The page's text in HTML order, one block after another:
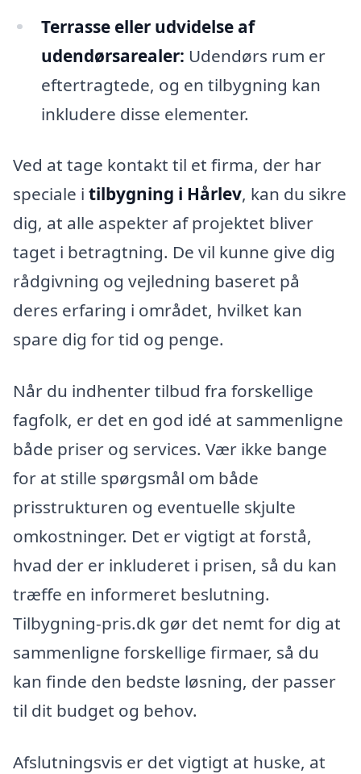
Terrasse eller udvidelse af
udendørsarealer: Udendørs rum er
eftertragtede, og en tilbygning kan
inkludere disse elementer.
Ved at tage kontakt til et firma, der har
speciale i tilbygning i Hårlev, kan du sikre
dig, at alle aspekter af projektet bliver
taget i betragtning. De vil kunne give dig
rådgivning og vejledning baseret på
deres erfaring i området, hvilket kan
spare dig for tid og penge.
Når du indhenter tilbud fra forskellige
fagfolk, er det en god idé at sammenligne
både priser og services. Vær ikke bange
for at stille spørgsmål om både
prisstrukturen og eventuelle skjulte
omkostninger. Det er vigtigt at forstå,
hvad der er inkluderet i prisen, så du kan
træffe en informeret beslutning.
Tilbygning-pris.dk gør det nemt for dig at
sammenligne forskellige firmaer, så du
kan finde den bedste løsning, der passer
til dit budget og behov.
Afslutningsvis er det vigtigt at huske, at